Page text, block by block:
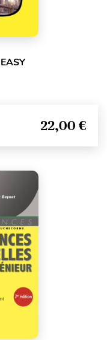
22,00 €